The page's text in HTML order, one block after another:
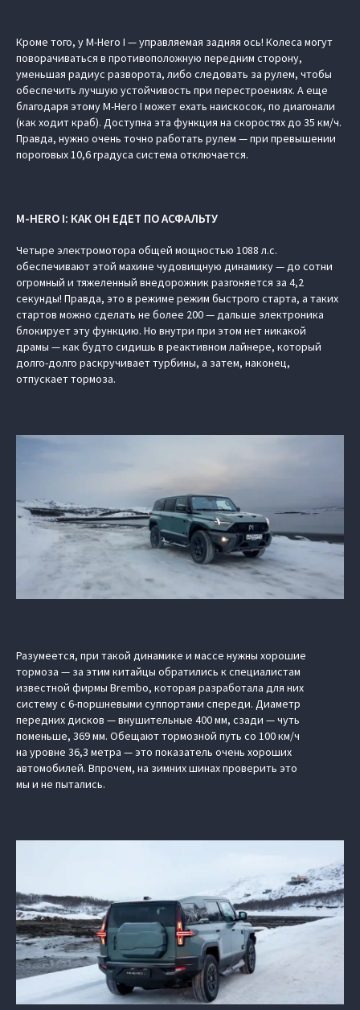
Кроме того, у M-Hero I — управляемая задняя ось! Колеса могут
поворачиваться в противоположную передним сторону,
уменьшая радиус разворота, либо следовать за рулем, чтобы
обеспечить лучшую устойчивость при перестроениях. А еще
благодаря этому M-Hero I может ехать наискосок, по диагонали
(как ходит краб). Доступна эта функция на скоростях до 35 км/ч.
Правда, нужно очень точно работать рулем — при превышении
пороговых 10,6 градуса система отключается.
M-HERO I: КАК ОН ЕДЕТ ПО АСФАЛЬТУ
Четыре электромотора общей мощностью 1088 л.с.
обеспечивают этой махине чудовищную динамику — до сотни
огромный и тяжеленный внедорожник разгоняется за 4,2
секунды! Правда, это в режиме режим быстрого старта, а таких
стартов можно сделать не более 200 — дальше электроника
блокирует эту функцию. Но внутри при этом нет никакой
драмы — как будто сидишь в реактивном лайнере, который
долго-долго раскручивает турбины, а затем, наконец,
отпускает тормоза.
Разумеется, при такой динамике и массе нужны хорошие
тормоза — за этим китайцы обратились к специалистам
известной фирмы Brembo, которая разработала для них
систему с 6-поршневыми суппортами спереди. Диаметр
передних дисков — внушительные 400 мм, сзади — чуть
поменьше, 369 мм. Обещают тормозной путь со 100 км/ч
на уровне 36,3 метра — это показатель очень хороших
автомобилей. Впрочем, на зимних шинах проверить это
мы и не пытались.